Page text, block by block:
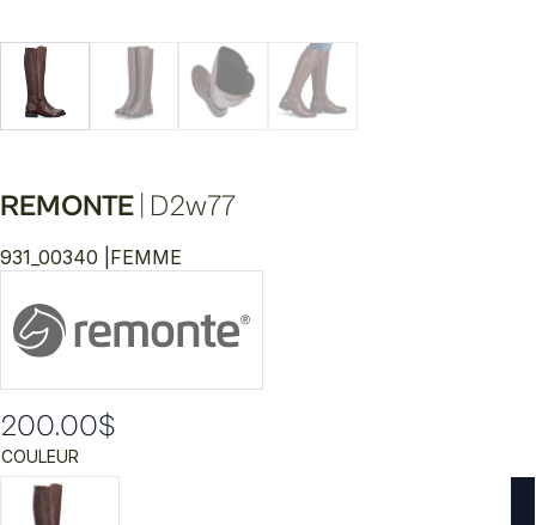
REMONTE D2w77
931_00340 | FEMME
200.00$
COULEUR